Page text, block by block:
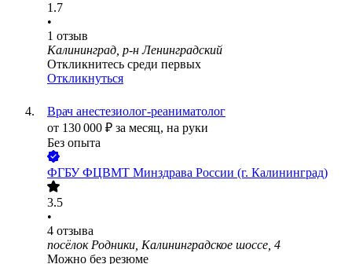
1.7
•
1 отзыв
Калининград, р-н Ленинградский
Откликнитесь среди первых
Откликнуться
Врач анестезиолог-реаниматолог
от 130 000 ₽ за месяц, на руки
Без опыта
ФГБУ ФЦВМТ Минздрава России (г. Калининград)
3.5
•
4 отзыва
посёлок Родники, Калининградское шоссе, 4
Можно без резюме